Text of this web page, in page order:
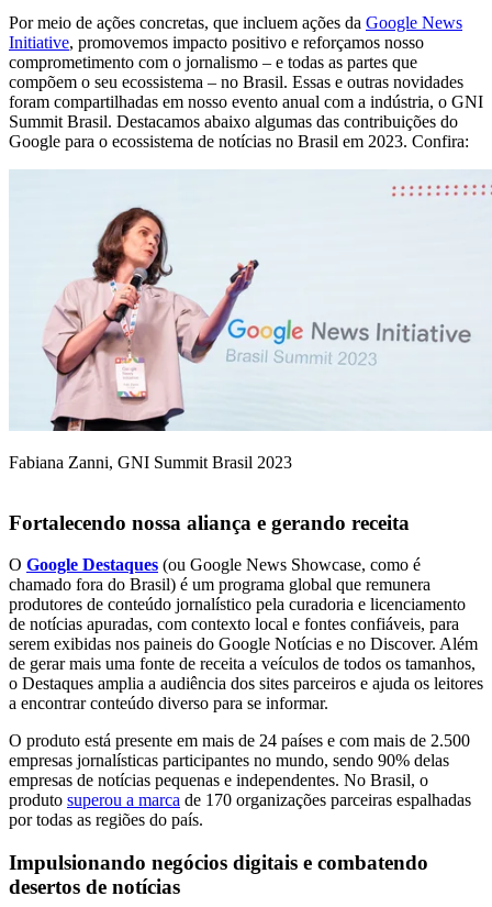
Por meio de ações concretas, que incluem ações da Google News
Initiative, promovemos impacto positivo e reforçamos nosso
comprometimento com o jornalismo – e todas as partes que
compõem o seu ecossistema – no Brasil. Essas e outras novidades
foram compartilhadas em nosso evento anual com a indústria, o GNI
Summit Brasil. Destacamos abaixo algumas das contribuições do
Google para o ecossistema de notícias no Brasil em 2023. Confira:
Fabiana Zanni, GNI Summit Brasil 2023
Fortalecendo nossa aliança e gerando receita
O Google Destaques (ou Google News Showcase, como é
chamado fora do Brasil) é um programa global que remunera
produtores de conteúdo jornalístico pela curadoria e licenciamento
de notícias apuradas, com contexto local e fontes confiáveis, para
serem exibidas nos paineis do Google Notícias e no Discover. Além
de gerar mais uma fonte de receita a veículos de todos os tamanhos,
o Destaques amplia a audiência dos sites parceiros e ajuda os leitores
a encontrar conteúdo diverso para se informar.
O produto está presente em mais de 24 países e com mais de 2.500
empresas jornalísticas participantes no mundo, sendo 90% delas
empresas de notícias pequenas e independentes. No Brasil, o
produto superou a marca de 170 organizações parceiras espalhadas
por todas as regiões do país.
Impulsionando negócios digitais e combatendo
desertos de notícias